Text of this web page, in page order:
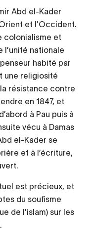
Abd el-Kader
et l’Occident.
colonialisme et
nationale
habité par
une religiosité
résistance contre
en 1847, et
à Pau puis à
vécu à Damas
el-Kader se
et à l’écriture,
est précieux, et
du soufisme
de l’islam) sur les